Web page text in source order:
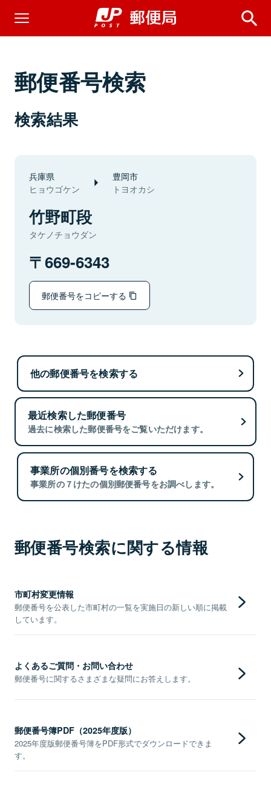
郵便番号検索
検索結果
兵庫県
ヒョウゴケン
豊岡市
トヨオカシ
竹野町段
タケノチョウダン
669-6343
郵便番号をコピーする
他の郵便番号を検索する
最近検索した郵便番号
過去に検索した郵便番号をご覧いただけます。
事業所の個別番号を検索する
事業所の７けたの個別郵便番号をお調べします。
郵便番号検索に関する情報
市町村変更情報
郵便番号を公表した市町村の一覧を実施日の新しい順に掲載
しています。
よくあるご質問・お問い合わせ
郵便番号に関するさまざまな疑問にお答えします。
郵便番号簿PDF（2025年度版）
2025年度版郵便番号簿をPDF形式でダウンロードできま
す。